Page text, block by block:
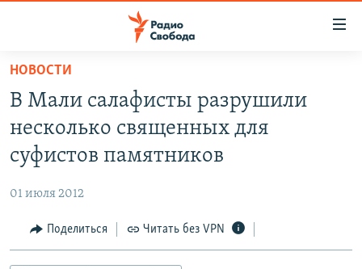
упрощенного
доступа
основному
Вернутся
АВТОРСКИЕ ПРОЕКТЫ
МНЕНИЯ
КУЛЬТУРА
НОВОСТИ
В Мали салафисты разрушили
несколько священных для
суфистов памятников
01 июля 2012
Поделиться Читать без VPN